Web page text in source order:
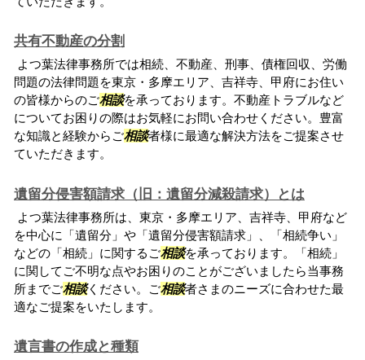
共有不動産の分割
よつ葉法律事務所では相続、不動産、刑事、債権回収、労働
問題の法律問題を東京・多摩エリア、吉祥寺、甲府にお住い
の皆様からのご相談を承っております。不動産トラブルなど
についてお困りの際はお気軽にお問い合わせください。豊富
な知識と経験からご相談者様に最適な解決方法をご提案させ
ていただきます。
遺留分侵害額請求（旧：遺留分減殺請求）とは
よつ葉法律事務所は、東京・多摩エリア、吉祥寺、甲府など
を中心に「遺留分」や「遺留分侵害額請求」、「相続争い」
などの「相続」に関するご相談を承っております。「相続」
に関してご不明な点やお困りのことがございましたら当事務
所までご相談ください。ご相談者さまのニーズに合わせた最
適なご提案をいたします。
遺言書の作成と種類